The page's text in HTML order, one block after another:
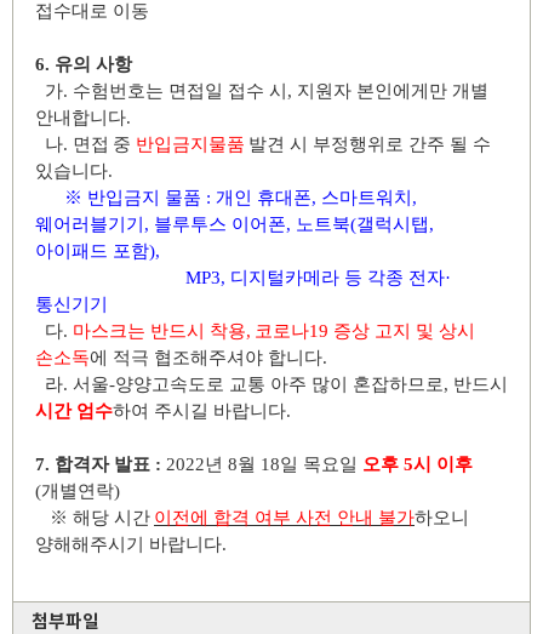
접수대로 이동
6. 유의 사항
가. 수험번호는 면접일 접수 시 , 지원자 본인에게만 개별
안내합니다.
나. 면접 중 반입금지물품 발견 시 부정행위로 간주 될 수
있습니다.
※ 반입금지 물품 : 개인 휴대폰, 스마트워치 ,
웨어러블기기 , 블루투스 이어폰, 노트북(갤럭시탭,
아이패드 포함),
MP3, 디지털카메라 등 각종 전자·
통신기기
다. 마스크는 반드시 착용, 코로나19 증상 고지 및 상시
손소독에 적극 협조해주셔야 합니다.
라. 서울-양양고속도로 교통 아주 많이 혼잡하므로, 반드시
시간 엄수하여 주시길 바랍니다.
7. 합격자 발표 : 2022년 8월 18일 목요일 오후 5시 이후
(개별연락)
※ 해당 시간 이전에 합격 여부 사전 안내 불가하오니
양해해주시기 바랍니다.
첨부파일